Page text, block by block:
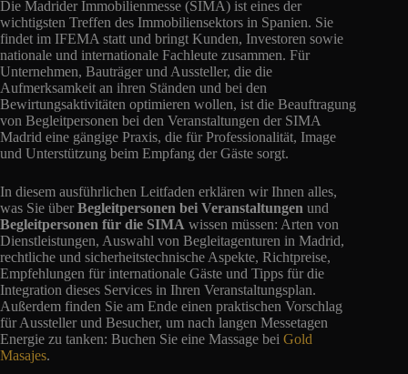
Die Madrider Immobilienmesse (SIMA) ist eines der
wichtigsten Treffen des Immobiliensektors in Spanien. Sie
findet im IFEMA statt und bringt Kunden, Investoren sowie
nationale und internationale Fachleute zusammen. Für
Unternehmen, Bauträger und Aussteller, die die
Aufmerksamkeit an ihren Ständen und bei den
Bewirtungsaktivitäten optimieren wollen, ist die Beauftragung
von Begleitpersonen bei den Veranstaltungen der SIMA
Madrid eine gängige Praxis, die für Professionalität, Image
und Unterstützung beim Empfang der Gäste sorgt.
In diesem ausführlichen Leitfaden erklären wir Ihnen alles,
was Sie über Begleitpersonen bei Veranstaltungen und
Begleitpersonen für die SIMA wissen müssen: Arten von
Dienstleistungen, Auswahl von Begleitagenturen in Madrid,
rechtliche und sicherheitstechnische Aspekte, Richtpreise,
Empfehlungen für internationale Gäste und Tipps für die
Integration dieses Services in Ihren Veranstaltungsplan.
Außerdem finden Sie am Ende einen praktischen Vorschlag
für Aussteller und Besucher, um nach langen Messetagen
Energie zu tanken: Buchen Sie eine Massage bei Gold
Masajes.